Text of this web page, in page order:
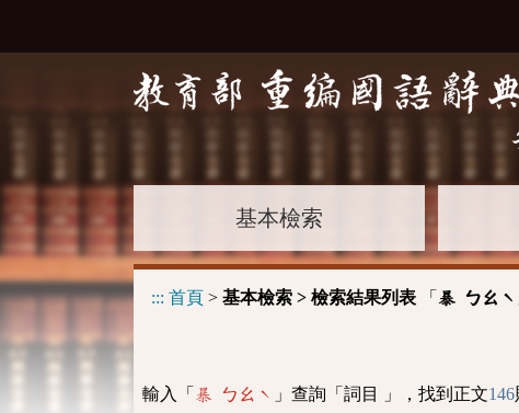
基本檢索
::: 首頁 > 基本檢索 > 檢索結果列表 「 暴 ㄅㄠˋ
輸入「 暴 ㄅㄠˋ 」查詢「詞目 」，找到正文146